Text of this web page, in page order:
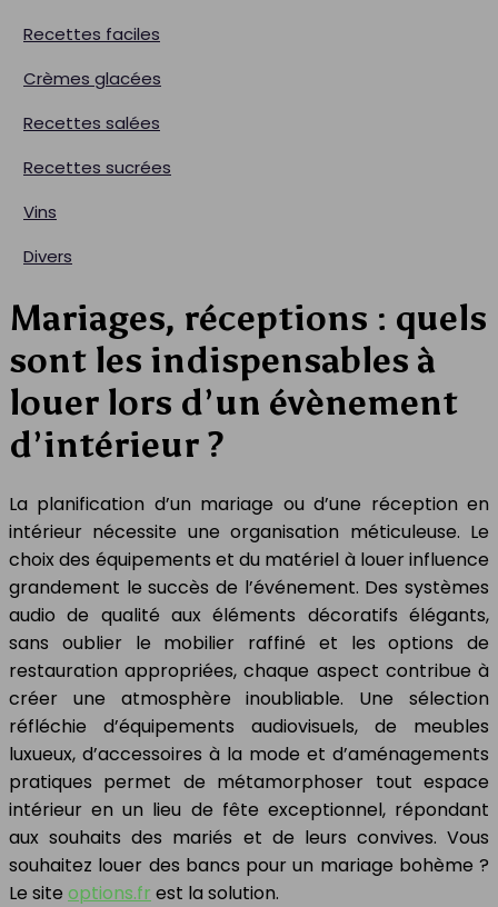
Recettes faciles
Crèmes glacées
Recettes salées
Recettes sucrées
Vins
Divers
Mariages, réceptions : quels
sont les indispensables à
louer lors d’un évènement
d’intérieur ?
La planification d’un mariage ou d’une réception en
intérieur nécessite une organisation méticuleuse. Le
choix des équipements et du matériel à louer influence
grandement le succès de l’événement. Des systèmes
audio de qualité aux éléments décoratifs élégants,
sans oublier le mobilier raffiné et les options de
restauration appropriées, chaque aspect contribue à
créer une atmosphère inoubliable. Une sélection
réfléchie d’équipements audiovisuels, de meubles
luxueux, d’accessoires à la mode et d’aménagements
pratiques permet de métamorphoser tout espace
intérieur en un lieu de fête exceptionnel, répondant
aux souhaits des mariés et de leurs convives. Vous
souhaitez louer des bancs pour un mariage bohème ?
Le site options.fr est la solution.